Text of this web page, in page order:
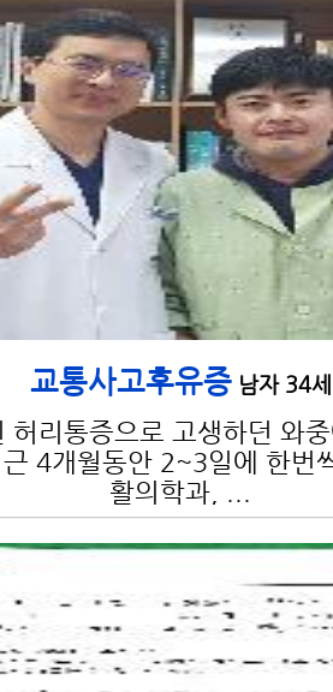
교통사고후유증남자 34세
허리통증으로 고생하던 와
4개월동안 2~3일에 한번
활의학과, ...